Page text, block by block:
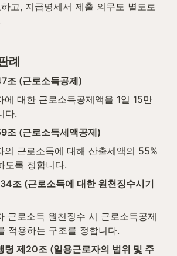
고, 지급명세서 제출 의무도 별도로
례
조 (근로소득공제)
대한 근로소득공제액을 1일 15만
다.
조 (근로소득세액공제)
근로소득에 대해 산출세액의 55%
도록 정합니다.
조 (근로소득에 대한 원천징수시기
근로소득 원천징수 시 근로소득공제
적용하는 구조를 정합니다.
령 제20조 (일용근로자의 범위 및 주